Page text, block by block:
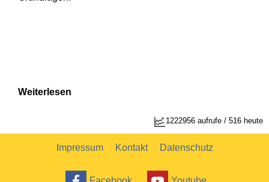
2
Weiterlesen
1222956 aufrufe / 516 heute
Impressum Kontakt Datenschutz